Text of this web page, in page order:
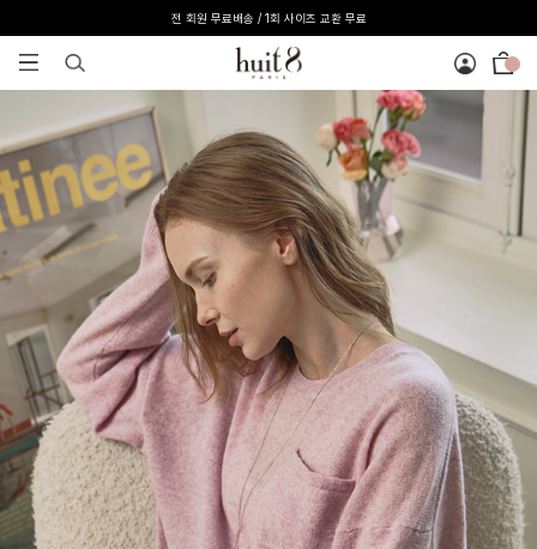
전 회원 무료배송 / 1회 사이즈 교환 무료